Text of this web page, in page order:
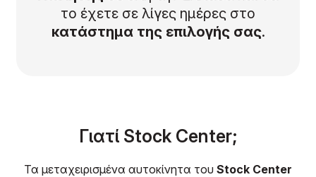
το έχετε σε λίγες ημέρες στο
κατάστημα της επιλογής σας.
Γιατί Stock Center;
Τα μεταχειρισμένα αυτοκίνητα του Stock Center